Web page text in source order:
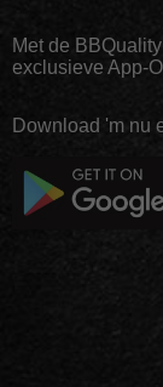
Met de
exclusieve App-
Download 'm nu